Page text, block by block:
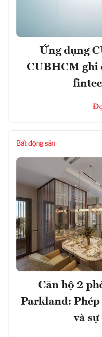
Ứng dụng
CUBHCM ghi
Bất động sản
Căn hộ 2
Parkland: Phép
và